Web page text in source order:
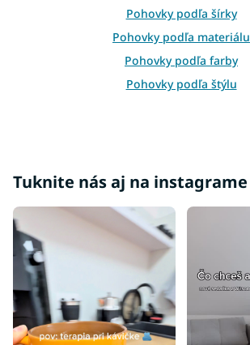
i
s
u
Pohovky podľa šírky
Pohovky podľa materiálu
Pohovky podľa farby
Pohovky podľa štýlu
Pohovky do tvaru U
Tuknite nás aj na instagrame